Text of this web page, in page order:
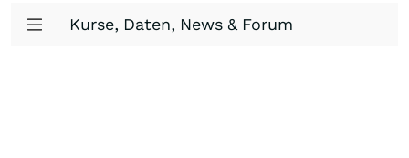
Kurse, Daten, News & Forum